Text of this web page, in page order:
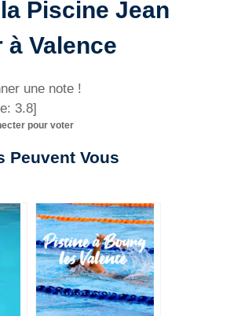
Piscine Jean
à Valence
une note !
3.8]
pour voter
Peuvent Vous